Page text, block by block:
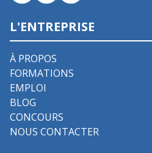
L'ENTREPRISE
À PROPOS
FORMATIONS
EMPLOI
BLOG
CONCOURS
NOUS CONTACTER